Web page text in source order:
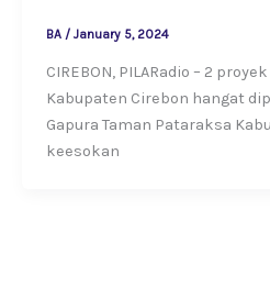
BA / January 5, 2024
CIREBON, PILARadio – 2
Kabupaten Cirebon hangat
Gapura Taman Pataraksa
keesokan